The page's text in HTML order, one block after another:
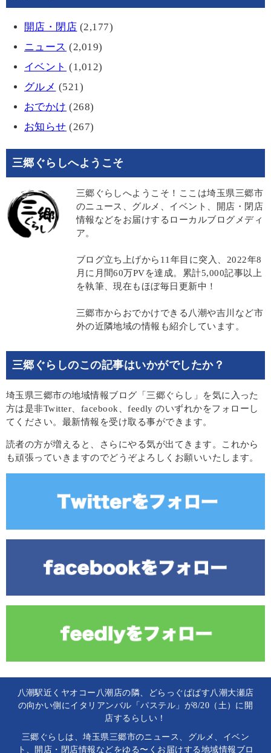
開店・閉店 (2,177)
ニュース (2,019)
イベント (1,012)
グルメ (521)
おでかけ (268)
お知らせ (267)
三郷ぐらしへようこそ
三郷ぐらしへようこそ！ここは埼玉県三郷市
のニュース、グルメ、イベント、開店・閉店
情報などをお届けするローカルブログメディ
ア。
ブログ立ち上げから11年目に突入、2022年8
月に月間60万PVを達成。累計5,000記事以上
を執筆、現在もほぼ毎日更新中！
三郷市からおでかけできる八潮や吉川など市
外の近隣地域の情報も紹介しています。
三郷ぐらしのこの記事はいかがでしたか？
埼玉県三郷市の地域情報ブログ「三郷ぐらし」を気に入った
方は是非Twitter、facebook、feedly のいずれかをフォローし
てください。最新情報を受け取る事ができます。
読者の方が増えると、さらにやる気が出てきます。これから
も頑張っていきますのでどうぞよろしくお願いいたします。
八潮駅近くヤオコー八潮店の隣、どらっぐぱぱす八潮大瀬店
の向かい側にイタリアンバル「パステル」が8/20（土）に開
店するらしい！
三郷ぐらしは、埼玉県三郷市のニュース、グルメ、イベン
ト、開店・閉店情報などをゆる〜くお届けする地域情報ブロ